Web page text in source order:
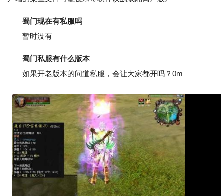
蜀门现在有私服吗
暂时没有
蜀门私服有什么版本
如果开老版本的问道私服，会让大家都开吗？0m